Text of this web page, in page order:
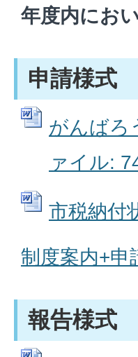
年度内にお
申請様式
がんばろ
ァイル:
市税納付
制度案内+申
報告様式